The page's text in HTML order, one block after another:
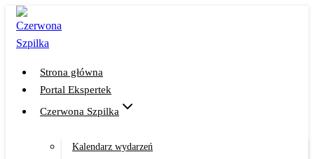
Przejdź
treści
Strona główna
Portal Ekspertek
Czerwona Szpilka
Kalendarz wydarzeń